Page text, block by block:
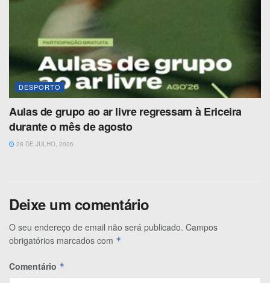
DESPORTO
Aulas de grupo ao ar livre regressam à Ericeira
durante o mês de agosto
28 DE JULHO, 2026
Deixe um comentário
O seu endereço de email não será publicado. Campos
obrigatórios marcados com *
Comentário *